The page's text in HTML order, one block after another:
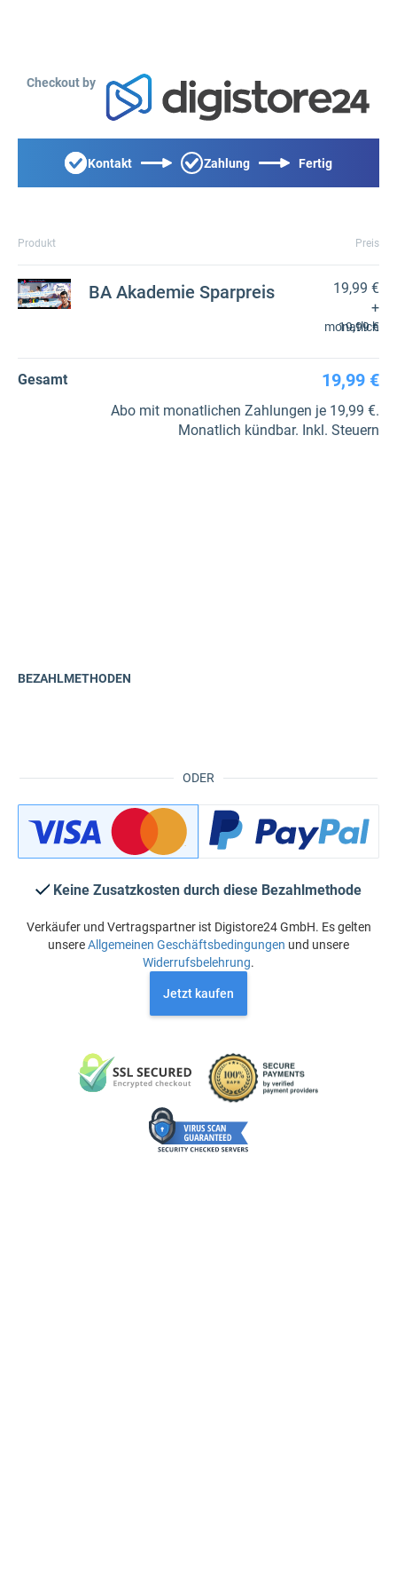
Checkout by
Kontakt Zahlung Fertig
Produkt Preis
BA Akademie Sparpreis
19,99 €
+
19,99 €
monatlich
Gesamt 19,99 €
Abo mit monatlichen Zahlungen je 19,99 €.
Monatlich kündbar. Inkl. Steuern
ODER
BEZAHLMETHODEN
Keine Zusatzkosten durch diese Bezahlmethode
Verkäufer und Vertragspartner ist Digistore24 GmbH. Es gelten
unsereAllgemeinen Geschäftsbedingungen und unsere
Widerrufsbelehrung.
Jetzt kaufen